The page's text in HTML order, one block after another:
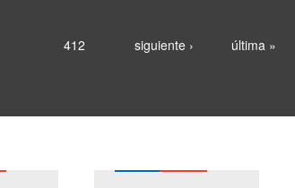
412 siguiente › última »